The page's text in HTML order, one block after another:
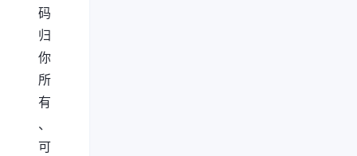
码
归
你
所
有
、
可